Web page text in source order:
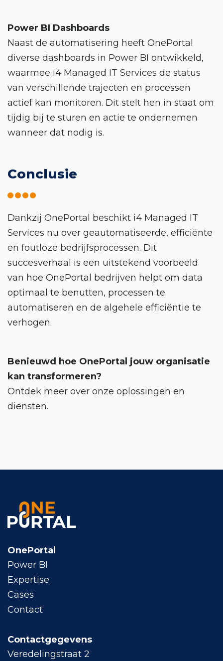
Power BI Dashboards
Naast de automatisering heeft OnePortal
diverse dashboards in Power BI ontwikkeld,
waarmee i4 Managed IT Services de status
van verschillende trajecten en processen
actief kan monitoren. Dit stelt hen in staat om
tijdig bij te sturen en actie te ondernemen
wanneer dat nodig is.
Conclusie
Dankzij OnePortal beschikt i4 Managed IT
Services nu over geautomatiseerde, efficiënte
en foutloze bedrijfsprocessen. Dit
succesverhaal is een uitstekend voorbeeld
van hoe OnePortal bedrijven helpt om data
optimaal te benutten, processen te
automatiseren en de algehele efficiëntie te
verhogen.
Benieuwd hoe OnePortal jouw organisatie
kan transformeren?
Ontdek meer over onze oplossingen en
diensten.
OnePortal
Power BI
Expertise
Cases
Contact
Contactgegevens
Veredelingstraat 2